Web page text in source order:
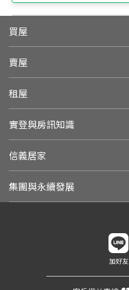
買屋
賣屋
租屋
實登與房訊知識
信義居家
集團與永續發展
加好友